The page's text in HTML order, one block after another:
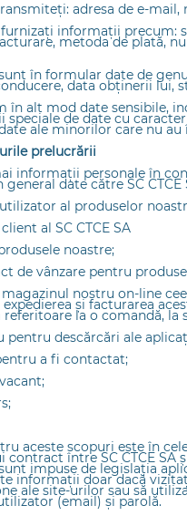
adresa de e-mail,
informații precum:
metoda de plată,
în formular date de
data obținerii lui,
în alt mod date sensibile,
de date cu
ale minorilor care nu au
prelucrării
informații personale în
date către SC
al produselor
al SC CTCE SA
noastre;
de vânzare pentru
nostru on-line
și facturarea
la o comandă, la
pentru descărcări ale
a fi contactat;
aceste scopuri este în
contract între SC CTCE SA
impuse de legislația
informații doar dacă
ale site-urilor sau să
(email) şi parolă.